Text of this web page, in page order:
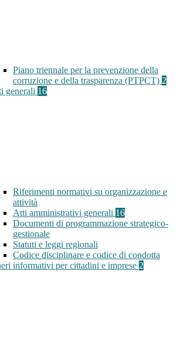
Piano triennale per la prevenzione della
corruzione e della trasparenza (PTPCT) 2
generali 16
Riferimenti normativi su organizzazione e
attività
Atti amministrativi generali 16
Documenti di programmazione strategico-
gestionale
Statuti e leggi regionali
Codice disciplinare e codice di condotta
informativi per cittadini e imprese 2